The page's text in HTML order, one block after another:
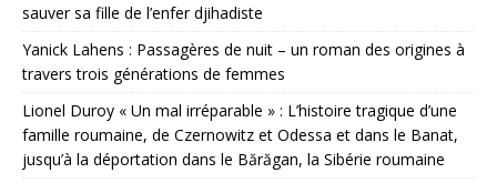
sauver sa fille de l’enfer djihadiste
Yanick Lahens : Passagères de nuit – un roman des origines à
travers trois générations de femmes
Lionel Duroy « Un mal irréparable » : L’histoire tragique d’une
famille roumaine, de Czernowitz et Odessa et dans le Banat,
jusqu’à la déportation dans le Bărăgan, la Sibérie roumaine